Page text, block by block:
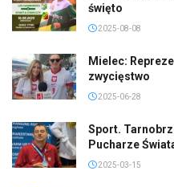
święto
2025-08-08
Mielec:
zwycięstwo
2025-06-28
Sport.
Pucharze
2025-03-15